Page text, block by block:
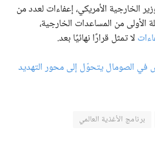
الخارجية الأمريكي، إعفاءات لعدد من
الأولى من المساعدات الخارجية،
لا تمثل قرارًا نهائيًا بعد.
في الصومال يتحوّل إلى محور التهديد
برنامج الأغذية العالمي